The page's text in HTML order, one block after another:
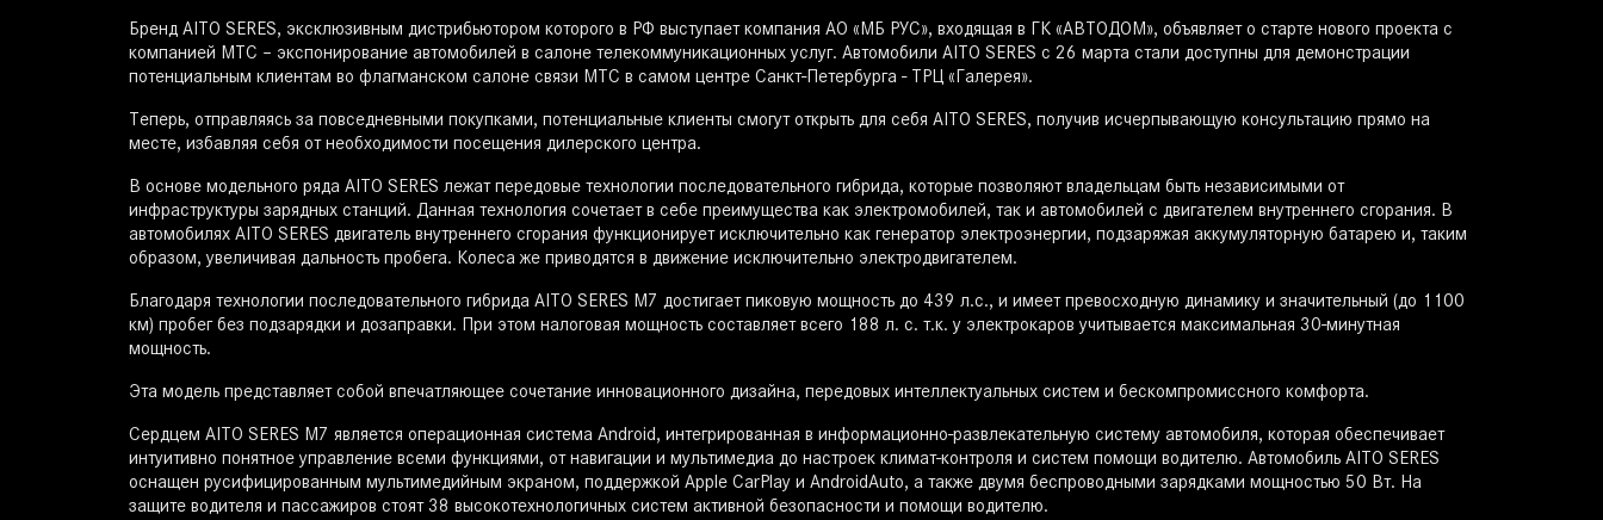
Бренд AITO SERES, эксклюзивным дистрибьютором которого в РФ выступает компания АО «МБ РУС», входящая в ГК «АВТОДОМ», объявляет о старте нового проекта с
компанией МТС – экспонирование автомобилей в салоне телекоммуникационных услуг. Автомобили AITO SERES c 26 марта стали доступны для демонстрации
потенциальным клиентам во флагманском салоне связи МТС в самом центре Санкт-Петербурга - ТРЦ «Галерея».
Теперь, отправляясь за повседневными покупками, потенциальные клиенты смогут открыть для себя AITO SERES, получив исчерпывающую консультацию прямо на
месте, избавляя себя от необходимости посещения дилерского центра.
В основе модельного ряда AITO SERES лежат передовые технологии последовательного гибрида, которые позволяют владельцам быть независимыми от
инфраструктуры зарядных станций. Данная технология сочетает в себе преимущества как электромобилей, так и автомобилей с двигателем внутреннего сгорания. В
автомобилях AITO SERES двигатель внутреннего сгорания функционирует исключительно как генератор электроэнергии, подзаряжая аккумуляторную батарею и, таким
образом, увеличивая дальность пробега. Колеса же приводятся в движение исключительно электродвигателем.
Благодаря технологии последовательного гибрида AITO SERES M7 достигает пиковую мощность до 439 л.с., и имеет превосходную динамику и значительный (до 1100
км) пробег без подзарядки и дозаправки. При этом налоговая мощность составляет всего 188 л. с. т.к. у электрокаров учитывается максимальная 30-минутная
мощность.
Эта модель представляет собой впечатляющее сочетание инновационного дизайна, передовых интеллектуальных систем и бескомпромиссного комфорта.
Сердцем AITO SERES M7 является операционная система Android, интегрированная в информационно-развлекательную систему автомобиля, которая обеспечивает
интуитивно понятное управление всеми функциями, от навигации и мультимедиа до настроек климат-контроля и систем помощи водителю. Автомобиль AITO SERES
оснащен русифицированным мультимедийным экраном, поддержкой Apple CarPlay и AndroidAuto, а также двумя беспроводными зарядками мощностью 50 Вт. На
защите водителя и пассажиров стоят 38 высокотехнологичных систем активной безопасности и помощи водителю.